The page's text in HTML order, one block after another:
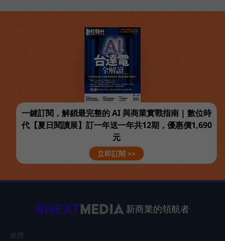
一鍵訂閱，解鎖最完整的 AI 與商業實戰指南 | 數位時
代【夏日閱讀展】訂一年送一年共12期，優惠價1,690
元
立即訂閱 >>
新商業的領航者
媒體